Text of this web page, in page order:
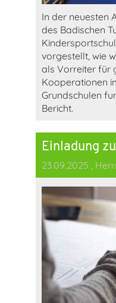
In der neuesten
des Badischen
vorgestellt, wie
als Vorreiter für
Kooperationen
Grundschulen
Bericht.
23.09.2025 ,